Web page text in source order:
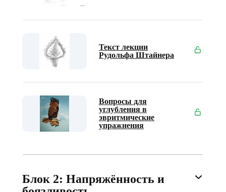
Текст лекции
Рудольфа Штайнера
Вопросы для
углубления в
эвритмические
упражнения
Блок 2: Напряжённость и